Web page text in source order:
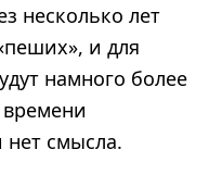
несколько лет
и для
намного более
нет смысла.